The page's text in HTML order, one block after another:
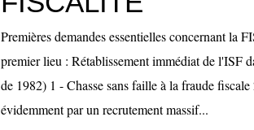
Premières demandes essentielles concernant la
premier lieu : Rétablissement immédiat de l'ISF
de 1982) 1 - Chasse sans faille à la fraude
évidemment par un recrutement massif...